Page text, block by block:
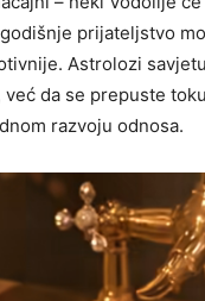
prijateljstvo
Astrolozi
da se prepuste
razvoju odnosa.